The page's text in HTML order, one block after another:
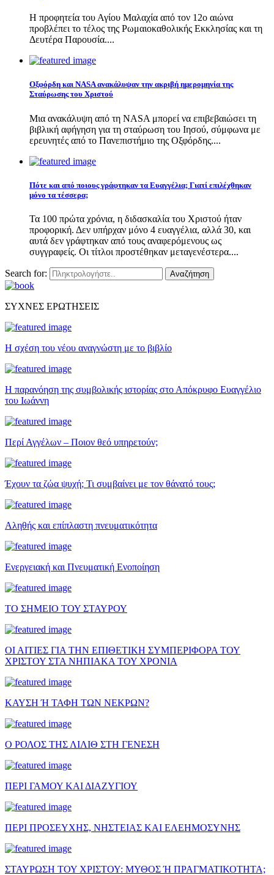
Η προφητεία του Αγίου Μαλαχία από τον 12ο αιώνα
προβλέπει το τέλος της Ρωμαιοκαθολικής Εκκλησίας και τη
Δευτέρα Παρουσία....
Οξφόρδη και NASA ανακάλυψαν την ακριβή ημερομηνία της
Σταύρωσης του Χριστού
Μια ανακάλυψη από τη NASA μπορεί να επιβεβαιώσει τη
βιβλική αφήγηση για τη σταύρωση του Ιησού, σύμφωνα με
ερευνητές από το Πανεπιστήμιο της Οξφόρδης....
Πότε και από ποιους γράφτηκαν τα Ευαγγέλια; Γιατί επιλέχθηκαν
μόνο τα τέσσερα;
Τα 100 πρώτα χρόνια, η διδασκαλία του Χριστού ήταν
προφορική. Δεν υπήρχαν μόνο 4 ευαγγέλια, αλλά 30, και
αυτά δεν γράφτηκαν από τους αναφερόμενους ως
συγγραφείς. Οι τίτλοι προστέθηκαν μεταγενέστερα....
Search for: Αναζήτηση
ΣΥΧΝΕΣ ΕΡΩΤΗΣΕΙΣ
Η σχέση του νέου αναγνώστη με το βιβλίο
Η παρανόηση της συμβολικής ιστορίας στο Απόκρυφο Ευαγγέλιο
του Ιωάννη
Περί Αγγέλων – Ποιον θεό υπηρετούν;
Έχουν τα ζώα ψυχή; Τι συμβαίνει με τον θάνατό τους;
Αληθής και επίπλαστη πνευματικότητα
Ενεργειακή και Πνευματική Ενοποίηση
ΤΟ ΣΗΜΕΙΟ ΤΟΥ ΣΤΑΥΡΟΥ
ΟΙ ΑΙΤΙΕΣ ΓΙΑ ΤΗΝ ΕΠΙΘΕΤΙΚΗ ΣΥΜΠΕΡΙΦΟΡΑ ΤΟΥ
ΧΡΙΣΤΟΥ ΣΤΑ ΝΗΠΙΑΚΑ ΤΟΥ ΧΡΟΝΙΑ
ΚΑΥΣΗ Ή ΤΑΦΗ ΤΩΝ ΝΕΚΡΩΝ?
Ο ΡΟΛΟΣ ΤΗΣ ΛΙΛΙΘ ΣΤΗ ΓΕΝΕΣΗ
ΠΕΡΙ ΓΑΜΟΥ ΚΑΙ ΔΙΑΖΥΓΙΟΥ
ΠΕΡΙ ΠΡΟΣΕΥΧΗΣ, ΝΗΣΤΕΙΑΣ ΚΑΙ ΕΛΕΗΜΟΣΥΝΗΣ
ΣΤΑΥΡΩΣΗ ΤΟΥ ΧΡΙΣΤΟΥ: ΜΥΘΟΣ Ή ΠΡΑΓΜΑΤΙΚΟΤΗΤΑ;